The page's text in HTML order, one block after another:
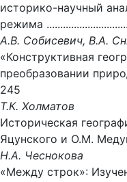
историко-научный
режима
А.В. Собисевич, В.А.
«Конструктивная
преобразовании
245
Т.К. Холматов
Историческая
Яцунского и О.М.
Н.А. Чеснокова
«Между строк»: